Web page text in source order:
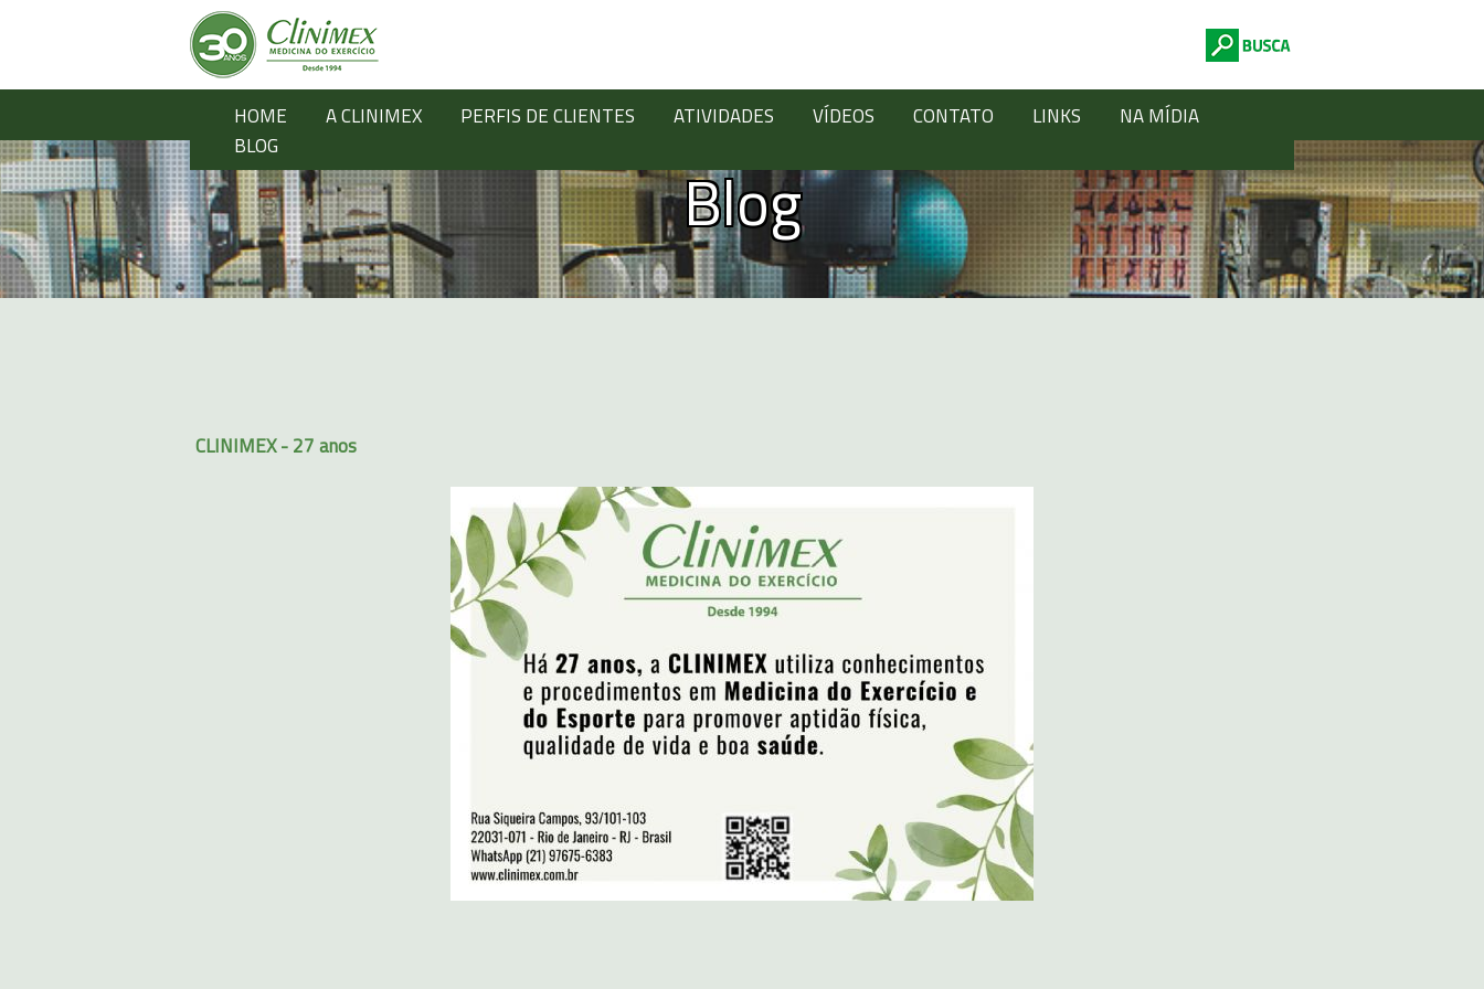
HOME A CLINIMEX PERFIS DE CLIENTES ATIVIDADES VÍDEOS CONTATO LINKS
NA MÍDIA
BLOG
Digite abaixo:
Blog
CLINIMEX - 27 anos